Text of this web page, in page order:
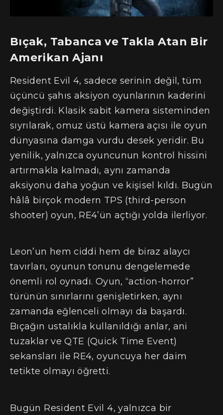
Bıçak, Tabanca ve Takla Atan Bir
Amerikan Ajanı
Resident Evil 4, sadece serinin değil, tüm
üçüncü şahıs aksiyon oyunlarının kaderini
değiştirdi. Klasik sabit kamera sisteminden
sıyrılarak, omuz üstü kamera açısı ile oyun
dünyasına damga vurdu desek yeridir. Bu
yenilik, yalnızca oyuncunun kontrol hissini
artırmakla kalmadı, aynı zamanda
aksiyonu daha yoğun ve kişisel kıldı. Bugün
hâlâ birçok modern TPS (third-person
shooter) oyun, RE4’ün açtığı yolda ilerliyor.
Leon’un hem ciddi hem de biraz alaycı
tavırları, oyunun tonunu dengelemede
önemli rol oynadı. Oyun, “action-horror”
türünün sınırlarını genişletirken, aynı
zamanda eğlenceli olmayı da başardı.
Bıçağın ustalıkla kullanıldığı anlar, ani
tuzaklar ve QTE (Quick Time Event)
sekansları ile RE4, oyuncuya her daim
tetikte olmayı öğretti.
Bugün Resident Evil 4, yalnızca bir